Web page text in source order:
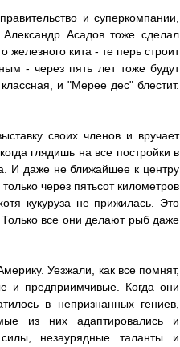
и суперкомпании,
Асадов тоже сделал
кита - те перь строит
- через пять лет тоже будут
и "Мерее дес" блестит.
своих членов и вручает
глядишь на все постройки в
И даже не ближайшее к центру
через пятьсот километров
кукуруза не прижилась. Это
все они делают рыб даже
Уезжали, как все помнят,
и предприимчивые. Когда они
в непризнанных гениев,
из них адаптировались и
незаурядные таланты и